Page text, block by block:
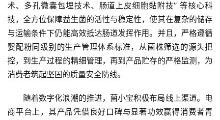
术、多孔微囊包埋技术、肠道上皮细胞黏附技” 等核心科
技，全方位保障益生菌的活性与稳定性，使其在复杂的储存
与运输条件下仍能高效抵达肠道发挥作用。并且，严格遵循
婴配粉同级别的生产管理体系标准，从菌株筛选的源头把
控，到生产过程的精细管理，再到产品贮存的严格监测，为
消费者筑起坚固的质量安全防线。
随着数字化浪潮的推进，菌小宝积极布局线上渠道。电
商平台上，其产品凭借良好口碑与显著功效赢得消费者青